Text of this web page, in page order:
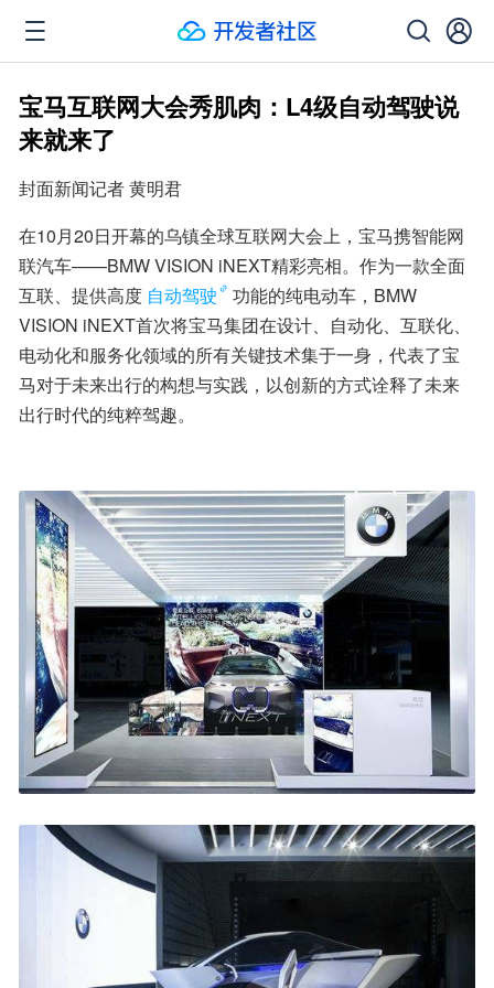
宝马互联网大会秀肌肉：L4级自动驾驶说
来就来了
封面新闻记者 黄明君
在10月20日开幕的乌镇全球互联网大会上，宝马携智能网
联汽车——BMW VISION iNEXT精彩亮相。作为一款全面
互联、提供高度 自动驾驶
功能的纯电动车，BMW
VISION iNEXT首次将宝马集团在设计、自动化、互联化、
电动化和服务化领域的所有关键技术集于一身，代表了宝
马对于未来出行的构想与实践，以创新的方式诠释了未来
出行时代的纯粹驾趣。